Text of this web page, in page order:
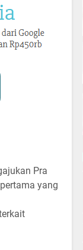
Pra
yang